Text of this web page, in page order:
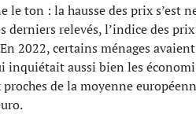
le ton : la hausse des prix s’est
derniers relevés, l’indice des
2022, certains ménages
inquiétait aussi bien les
de la moyenne